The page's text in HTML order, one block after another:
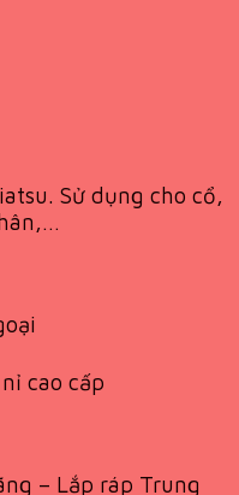
Sử dụng cho cổ,
cao cấp
– Lắp ráp Trung